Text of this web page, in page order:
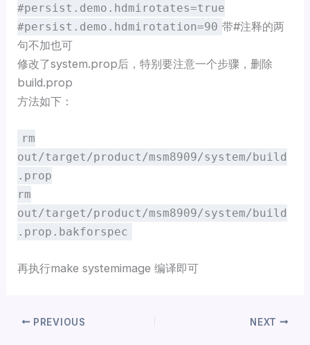
#persist.demo.hdmirotates=true
#persist.demo.hdmirotation=90 带#注释的两
句不加也可
修改了system.prop后，特别要注意一个步骤，删除
build.prop
方法如下：
rm
out/target/product/msm8909/system/build
.prop
rm
out/target/product/msm8909/system/build
.prop.bakforspec
再执行make systemimage 编译即可
PREVIOUS NEXT